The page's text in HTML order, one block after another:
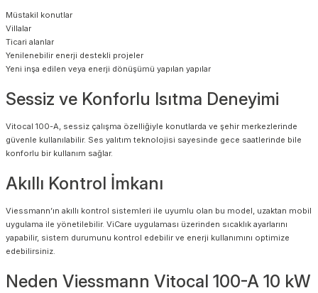
Müstakil konutlar
Villalar
Ticari alanlar
Yenilenebilir enerji destekli projeler
Yeni inşa edilen veya enerji dönüşümü yapılan yapılar
Sessiz ve Konforlu Isıtma Deneyimi
Vitocal 100-A, sessiz çalışma özelliğiyle konutlarda ve şehir merkezlerinde
güvenle kullanılabilir. Ses yalıtım teknolojisi sayesinde gece saatlerinde bile
konforlu bir kullanım sağlar.
Akıllı Kontrol İmkanı
Viessmann’ın akıllı kontrol sistemleri ile uyumlu olan bu model, uzaktan mobil
uygulama ile yönetilebilir. ViCare uygulaması üzerinden sıcaklık ayarlarını
yapabilir, sistem durumunu kontrol edebilir ve enerji kullanımını optimize
edebilirsiniz.
Neden Viessmann Vitocal 100-A 10 kW